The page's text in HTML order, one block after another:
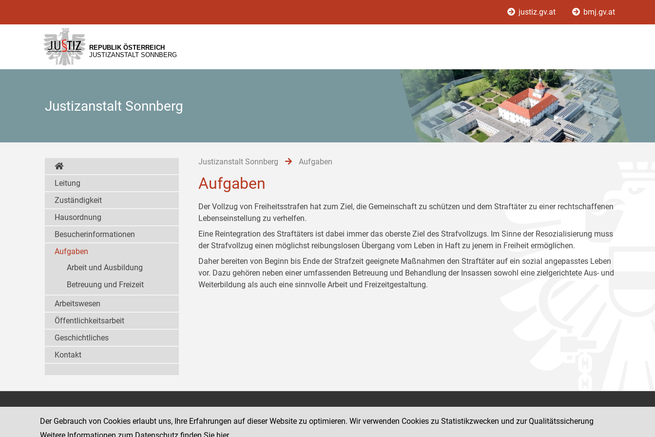
[1]
[2]
[3]
justiz.gv.at bmj.gv.at
REPUBLIK ÖSTERREICH
JUSTIZANSTALT SONNBERG
Justizanstalt Sonnberg
Justizanstalt Sonnberg Aufgaben
Aufgaben
Der Vollzug von Freiheitsstrafen hat zum Ziel, die Gemeinschaft zu schützen und dem Straftäter zu einer rechtschaffenen
Lebenseinstellung zu verhelfen.
Eine Reintegration des Straftäters ist dabei immer das oberste Ziel des Strafvollzugs. Im Sinne der Resozialisierung muss
der Strafvollzug einen möglichst reibungslosen Übergang vom Leben in Haft zu jenem in Freiheit ermöglichen.
Daher bereiten von Beginn bis Ende der Strafzeit geeignete Maßnahmen den Straftäter auf ein sozial angepasstes Leben
vor. Dazu gehören neben einer umfassenden Betreuung und Behandlung der Insassen sowohl eine zielgerichtete Aus- und
Weiterbildung als auch eine sinnvolle Arbeit und Freizeitgestaltung.
Leitung
Zuständigkeit
Hausordnung
Besucherinformationen
Aufgaben
Arbeit und Ausbildung
Betreuung und Freizeit
Arbeitswesen
Öffentlichkeitsarbeit
Geschichtliches
Kontakt
www.justiz.gv.at/son
Schlossallee 1
der Justiz und des BMJ
Der Gebrauch von Cookies erlaubt uns, Ihre Erfahrungen auf dieser Website zu optimieren. Wir verwenden Cookies zu Statistikzwecken und zur Qualitätssicherung